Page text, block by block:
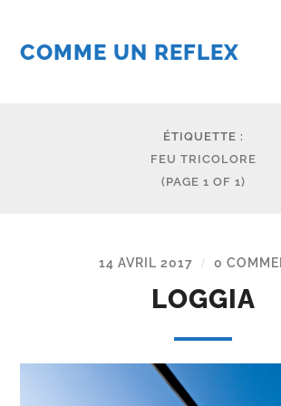
COMME UN REFLEX
ÉTIQUETTE :
FEU TRICOLORE
(PAGE 1 OF 1)
14 AVRIL 2017 / 0
LOGGIA